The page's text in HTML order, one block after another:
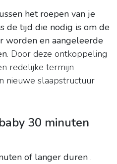
het roepen van je
de tijd die nodig is om de
worden en aangeleerde
. Door deze ontkoppeling
redelijke termijn
nieuwe slaapstructuur
30 minuten
of langer duren .